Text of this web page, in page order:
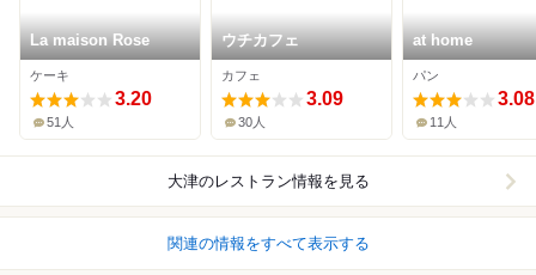
La maison Rose
ケーキ
3.20
51人
ウチカフェ
カフェ
3.09
30人
at home
パン
3.08
11人
大津のレストラン情報を見る
関連の情報をすべて表示する